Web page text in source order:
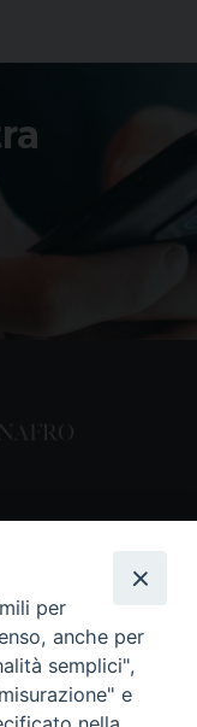
per
anche per
semplici",
e